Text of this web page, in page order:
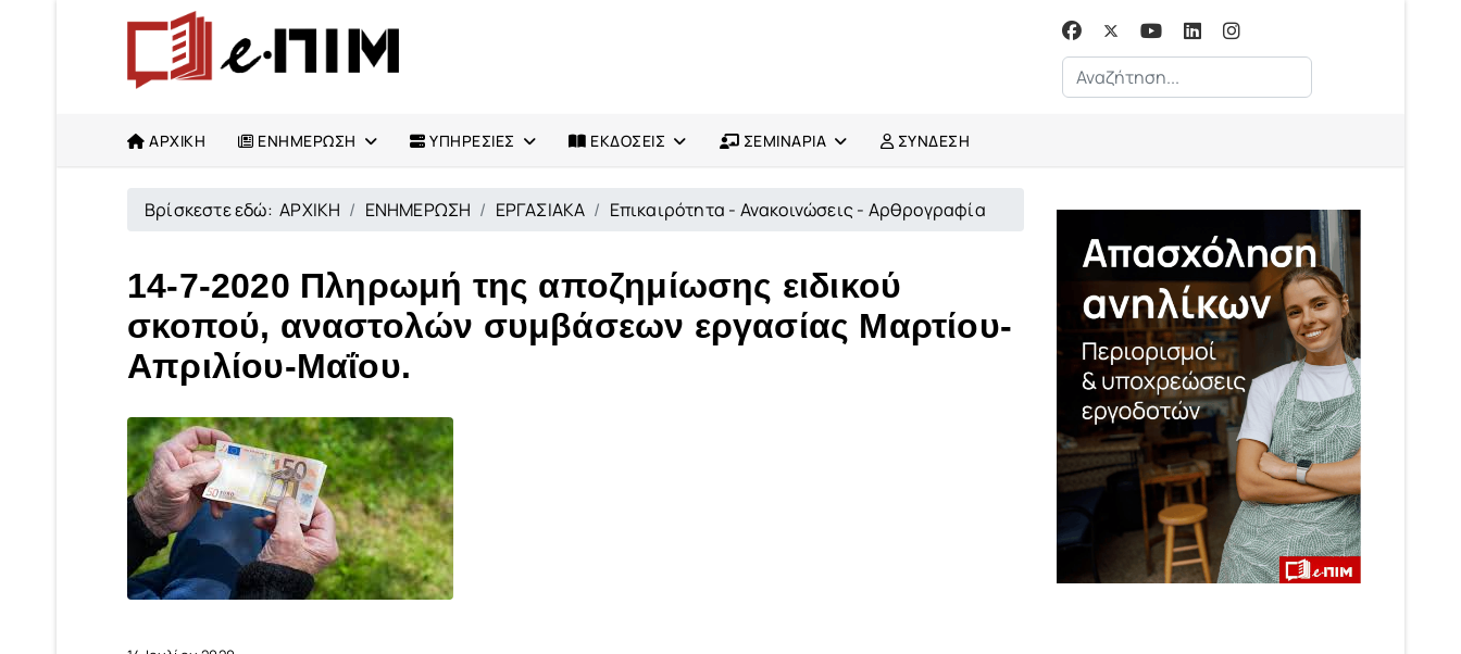
Αναζήτηση...
ΑΡΧΙΚΗ ΕΝΗΜΕΡΩΣΗ ΥΠΗΡΕΣΙΕΣ ΕΚΔΟΣΕΙΣ ΣΕΜΙΝΑΡΙΑ ΣΥΝΔΕΣΗ
Βρίσκεστε εδώ:ΑΡΧΙΚΗ ΕΝΗΜΕΡΩΣΗ ΕΡΓΑΣΙΑΚΑ Επικαιρότητα - Ανακοινώσεις - Αρθρογραφία
14-7-2020 Πληρωμή της αποζημίωσης ειδικού
σκοπού, αναστολών συμβάσεων εργασίας Μαρτίου-
Απριλίου-Μαΐου.